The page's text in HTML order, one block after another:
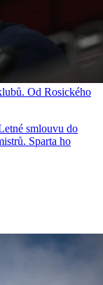
Od Rosického
smlouvu do
Sparta ho